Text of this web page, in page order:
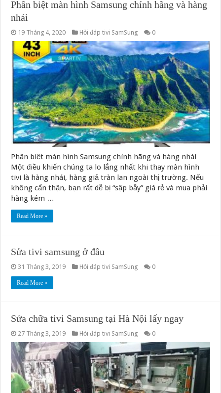
Phân biệt màn hình Samsung chính hãng và hàng
nhái
19 Tháng 4, 2020 Hỏi đáp tivi SamSung 0
Phân biệt màn hình Samsung chính hãng và hàng nhái
Một điều khiến chúng ta lo lắng nhất khi thay màn hình
tivi là hàng nhái, hàng giả tràn lan ngoài thị trường. Nếu
không cẩn thận, bạn rất dễ bị “sập bẫy” giá rẻ và mua phải
hàng kém …
Read More »
Sửa tivi samsung ở đâu
31 Tháng 3, 2019 Hỏi đáp tivi SamSung 0
Read More »
Sửa chữa tivi Samsung tại Hà Nội lấy ngay
27 Tháng 3, 2019 Hỏi đáp tivi SamSung 0